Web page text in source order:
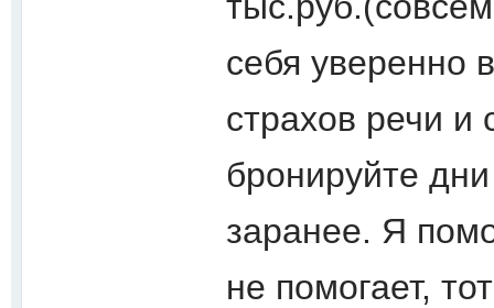
себя уверенно
страхов речи и
бронируйте
заранее. Я
не помогает,